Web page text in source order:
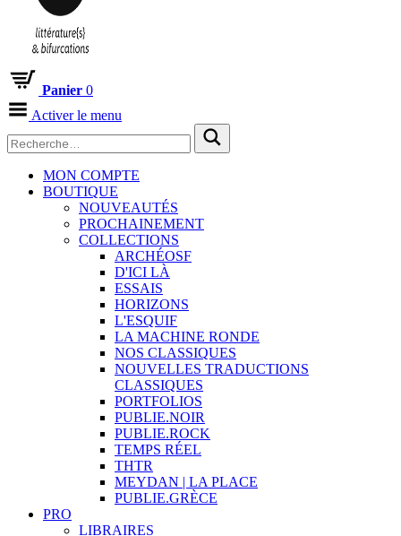
Panier 0
Activer le menu
MON COMPTE
BOUTIQUE
NOUVEAUTÉS
PROCHAINEMENT
COLLECTIONS
ARCHÉOSF
D'ICI LÀ
ESSAIS
HORIZONS
L'ESQUIF
LA MACHINE RONDE
NOS CLASSIQUES
NOUVELLES TRADUCTIONS
CLASSIQUES
PORTFOLIOS
PUBLIE.NOIR
PUBLIE.ROCK
TEMPS RÉEL
THTR
MEYDAN | LA PLACE
PUBLIE.GRÈCE
PRO
LIBRAIRES